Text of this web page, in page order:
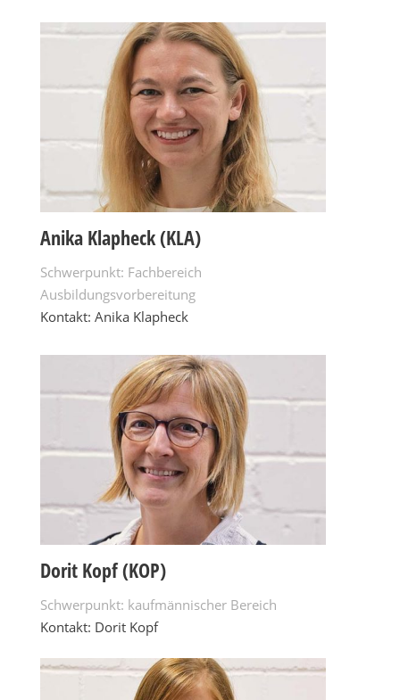
Anika Klapheck (KLA)
Schwerpunkt: Fachbereich
Ausbildungsvorbereitung
Kontakt: Anika Klapheck
Dorit Kopf (KOP)
Schwerpunkt: kaufmännischer Bereich
Kontakt: Dorit Kopf